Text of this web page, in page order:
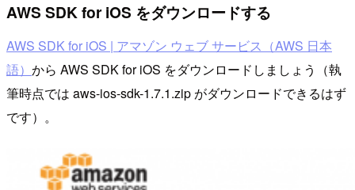
AWS SDK for iOS をダウンロードする
AWS SDK for iOS | アマゾン ウェブ サービス（AWS 日本
語） から AWS SDK for iOS をダウンロードしましょう（執
筆時点では aws-ios-sdk-1.7.1.zip がダウンロードできるはず
です）。